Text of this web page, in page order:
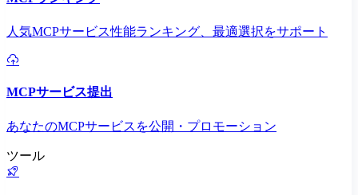
人気MCPサービス性能ランキング、最適選択をサポート
MCPサービス提出
あなたのMCPサービスを公開・プロモーション
ツール